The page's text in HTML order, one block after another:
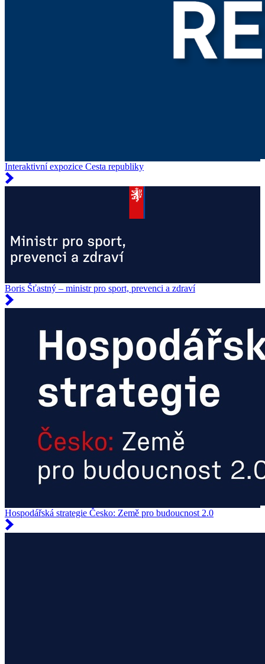
Interaktivní expozice Cesta republiky
Boris Šťastný – ministr pro sport, prevenci a zdraví
Hospodářská strategie Česko: Země pro budoucnost 2.0